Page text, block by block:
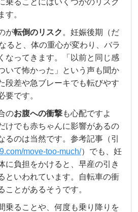
す。
が転倒のリスク 。妊娠後期（だ
ると、体の重心が変わり、バラ
なってきます。「以前と同じ感
いて怖かった」という声も聞か
段差や急ブレーキでも転びやす
要です。
のお腹への衝撃も心配ですよ
けでも赤ちゃんに影響があるの
のは当然です。参考記事（引
move-too-much/）でも、妊
に負担をかけると、早産の引き
といわれています。自転車の衝
ことがあるそうです。
乗ることや、何度も乗り降りを